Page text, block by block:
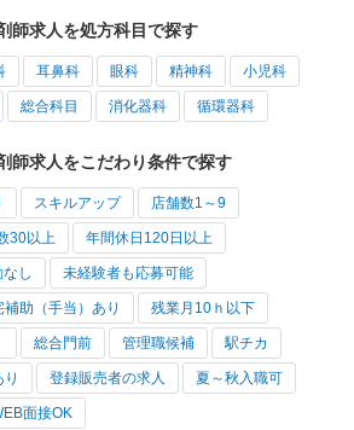
師求人を処方科目で探す
耳鼻科 眼科 精神科 小児科
総合科目 消化器科 循環器科
師求人をこだわり条件で探す
スキルアップ 店舗数1～9
30以上 年間休日120日以上
し 未経験者も応募可能
補助（手当）あり 残業月10ｈ以下
総合門前 管理職候補 駅チカ
登録販売者の求人 夏～秋入職可
面接OK